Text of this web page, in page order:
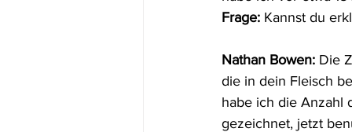
Frage: Kannst du
Nathan Bowen: Die
die in dein Fleisch
habe ich die Anzahl
gezeichnet, jetzt